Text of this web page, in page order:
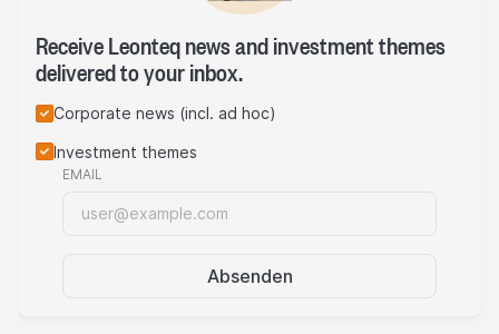
Receive Leonteq news and investment themes
delivered to your inbox.
Corporate news (incl. ad hoc)
Investment themes
EMAIL
Absenden